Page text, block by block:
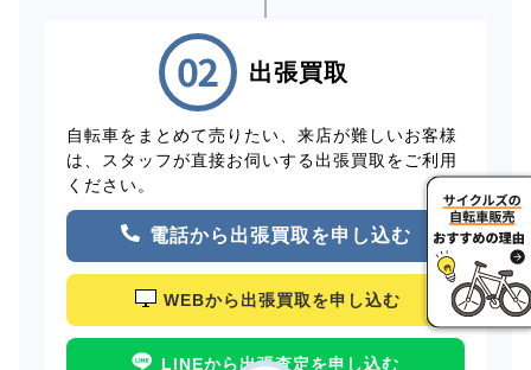
出張買取
自転車をまとめて売りたい、来店が難しいお客様
は、スタッフが直接お伺いする出張買取をご利用
ください。
電話から出張買取を申し込む
WEBから出張買取を申し込む
LINEから出張査定を申し込む